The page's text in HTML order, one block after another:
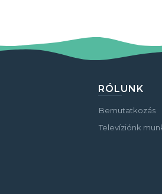
RÓLUNK
Bemutatkozás
Televíziónk